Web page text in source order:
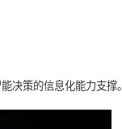
决策的信息化能力支撑。